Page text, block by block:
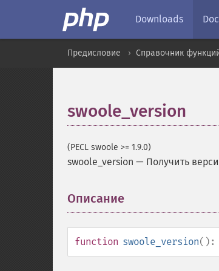
Downloads
Предисловие Справочник
swoole_version
(PECL swoole >= 1.9.0)
swoole_version — Получить
Описание
function swoole_version():